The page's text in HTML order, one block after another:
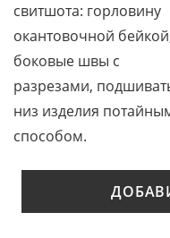
свитшота: горловину
окантовочной
боковые швы с
разрезами,
низ изделия
способом.